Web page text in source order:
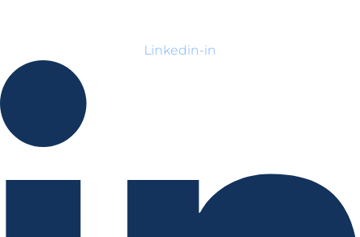
Linkedin-in